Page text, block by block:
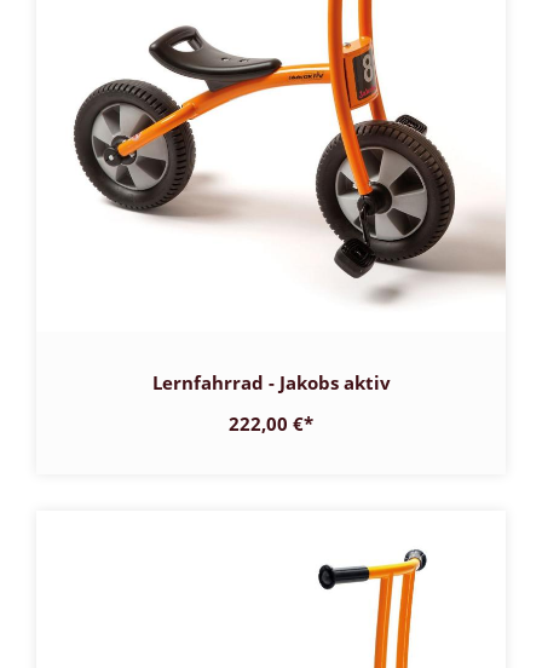
Lernfahrrad - Jakobs aktiv
222,00 €*